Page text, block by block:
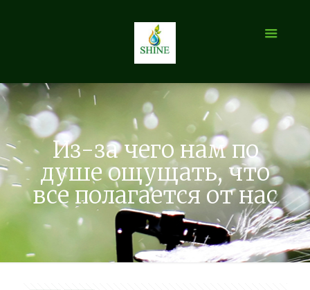
Из-за чего нам по
душе ощущать, что
все полагается от нас